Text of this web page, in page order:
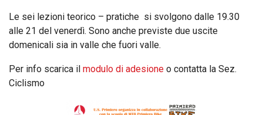
Le sei lezioni teorico – pratiche si svolgono dalle 19.30
alle 21 del venerdì. Sono anche previste due uscite
domenicali sia in valle che fuori valle.
Per info scarica il modulo di adesione o contatta la Sez.
Ciclismo